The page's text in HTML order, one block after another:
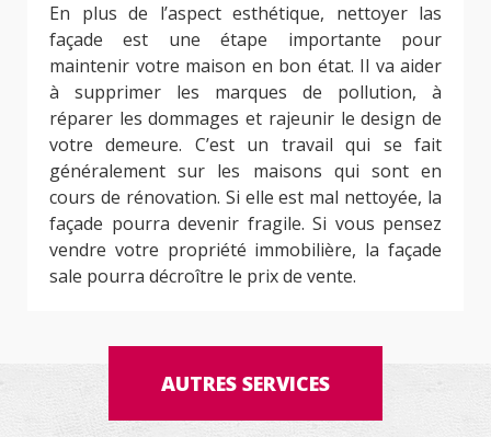
En plus de l’aspect esthétique, nettoyer las
façade est une étape importante pour
maintenir votre maison en bon état. Il va aider
à supprimer les marques de pollution, à
réparer les dommages et rajeunir le design de
votre demeure. C’est un travail qui se fait
généralement sur les maisons qui sont en
cours de rénovation. Si elle est mal nettoyée, la
façade pourra devenir fragile. Si vous pensez
vendre votre propriété immobilière, la façade
sale pourra décroître le prix de vente.
AUTRES SERVICES